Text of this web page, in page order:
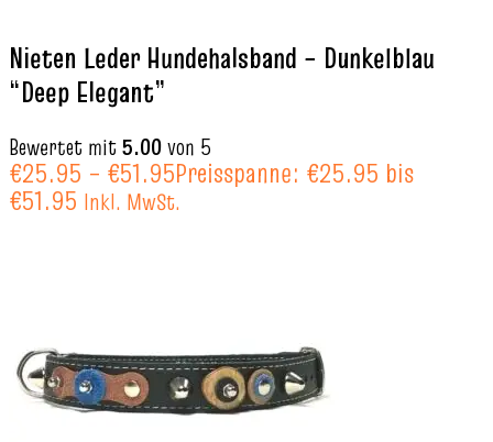
Nieten Leder Hundehalsband – Dunkelblau
“Deep Elegant”
Bewertet mit5.00von 5
€25.95 – €51.95Preisspanne: €25.95 bis
€51.95 Inkl. MwSt.